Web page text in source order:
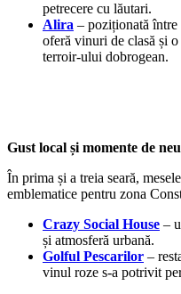
petrecere cu lăutari.
Alira – poziționată între
oferă vinuri de clasă și o
terroir-ului dobrogean.
Gust local și momente de
În prima și a treia seară,
emblematice pentru zona
Crazy Social House –
și atmosferă urbană.
Golful Pescarilor –
vinul roze s-a potrivit